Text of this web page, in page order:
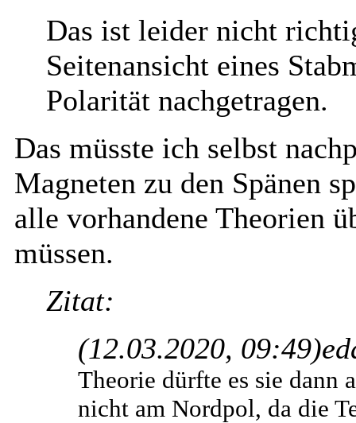
Das ist leider nicht
Seitenansicht eines
Polarität nachgetragen.
Das müsste ich selbst
Magneten zu den Spänen
alle vorhandene Theorien
müssen.
Zitat:
(12.03.2020, 09:49)
Theorie dürfte es sie dann
nicht am Nordpol, da die